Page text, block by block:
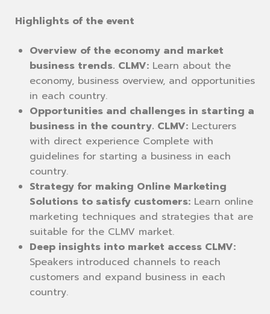
Highlights of the event
Overview of the economy and market
business trends. CLMV: Learn about the
economy, business overview, and opportunities
in each country.
Opportunities and challenges in starting a
business in the country. CLMV: Lecturers
with direct experience Complete with
guidelines for starting a business in each
country.
Strategy for making Online Marketing
Solutions to satisfy customers: Learn online
marketing techniques and strategies that are
suitable for the CLMV market.
Deep insights into market access CLMV:
Speakers introduced channels to reach
customers and expand business in each
country.